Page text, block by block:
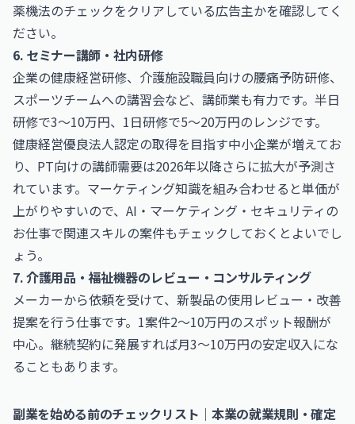
薬機法のチェックをクリアしている広告主かを確認してく
ださい。
6. セミナー講師・社内研修
企業の健康経営研修、介護施設職員向けの腰痛予防研修、
スポーツチームへの講習会など、講師業も有力です。半日
研修で3〜10万円、1日研修で5〜20万円のレンジです。
健康経営優良法人認定の取得を目指す中小企業が増えてお
り、PT向けの講師需要は2026年以降さらに拡大が予測さ
れています。マーケティング知識を組み合わせると単価が
上がりやすいので、 AI・マーケティング・セキュリティの
お仕事で関連スキルの案件もチェックしておくとよいでし
ょう。
7. 介護用品・福祉機器のレビュー・コンサルティング
メーカーから依頼を受けて、新製品の使用レビュー・改善
提案を行う仕事です。1案件2〜10万円のスポット報酬が
中心。継続契約に発展すれば月3〜10万円の安定収入にな
ることもあります。
副業を始める前のチェックリスト｜本業の就業規則・確定